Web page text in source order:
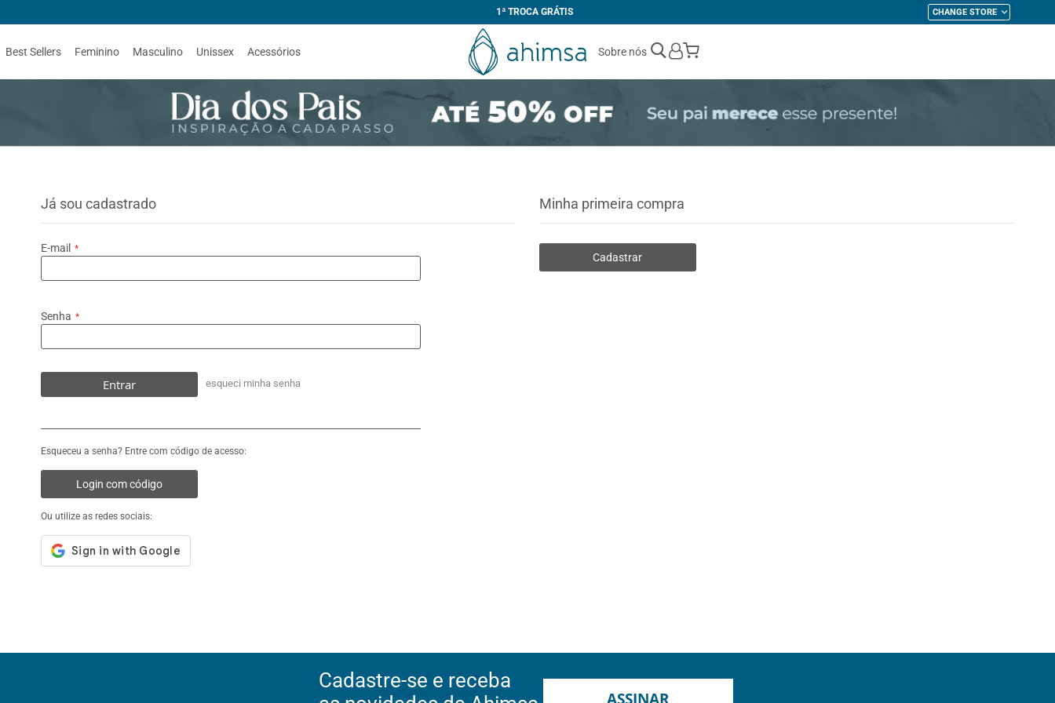
1ª TROCA GRÁTIS CHANGE STORE
Best Sellers Feminino Masculino Unissex Acessórios Sobre nós
My Cart
Já sou cadastrado
E-mail
Senha
Entrar esqueci minha senha
Esqueceu a senha? Entre com código de acesso:
Login com código
Ou utilize as redes sociais:
Minha primeira compra
Cadastrar
Cadastre-se e receba